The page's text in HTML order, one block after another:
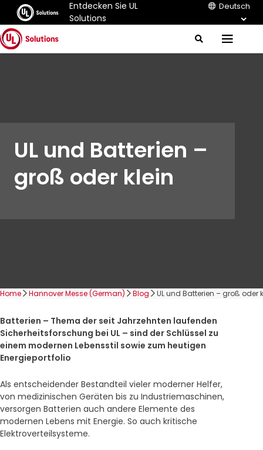
Entdecken Sie UL
Solutions
Deutsch
J
u
S
M
e
UL und Batterien –
groß oder klein
Home Hannover Messe (German) Blog UL und Batterien – groß oder
Batterien – Thema der seit Jahrzehnten laufenden
Sicherheitsforschung bei UL – sind der Schlüssel zu
einem modernen Lebensstil sowie zum heutigen
Energieportfolio
Als entscheidender Bestandteil vieler moderner Helfer,
von medizinischen Geräten bis zu Industriemaschinen,
versorgen Batterien auch andere Elemente des
modernen Lebens mit Energie. So auch kritische
Elektroverteilsysteme.